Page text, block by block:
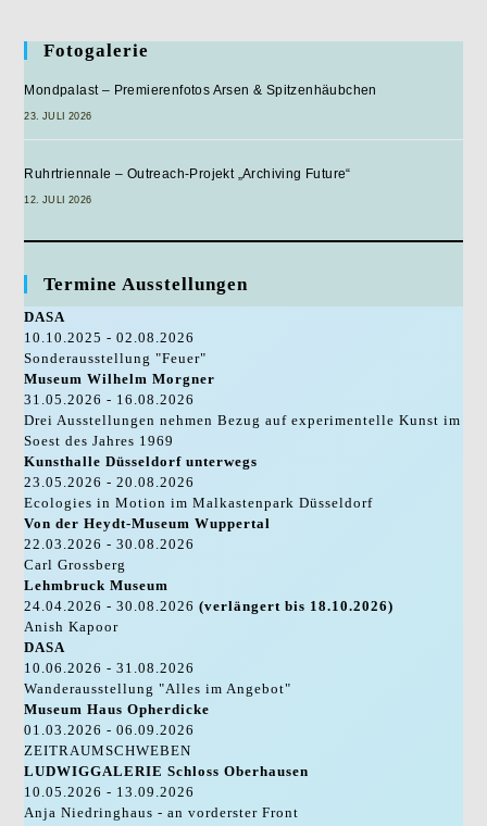
Hanns
Dieter
Fotogalerie
Mondpalast – Premierenfotos Arsen & Spitzenhäubchen
23. JULI 2026
Ruhrtriennale – Outreach-Projekt „Archiving Future“
12. JULI 2026
Termine Ausstellungen
DASA
10.10.2025 - 02.08.2026
Sonderausstellung "Feuer"
Museum Wilhelm Morgner
31.05.2026 - 16.08.2026
Drei Ausstellungen nehmen Bezug auf experimentelle Kunst im
Soest des Jahres 1969
Kunsthalle Düsseldorf unterwegs
23.05.2026 - 20.08.2026
Ecologies in Motion im Malkastenpark Düsseldorf
Von der Heydt-Museum Wuppertal
22.03.2026 - 30.08.2026
Carl Grossberg
Lehmbruck Museum
24.04.2026 - 30.08.2026(verlängert bis 18.10.2026)
Anish Kapoor
DASA
10.06.2026 - 31.08.2026
Wanderausstellung "Alles im Angebot"
Museum Haus Opherdicke
01.03.2026 - 06.09.2026
ZEITRAUMSCHWEBEN
LUDWIGGALERIE Schloss Oberhausen
10.05.2026 - 13.09.2026
Anja Niedringhaus - an vorderster Front